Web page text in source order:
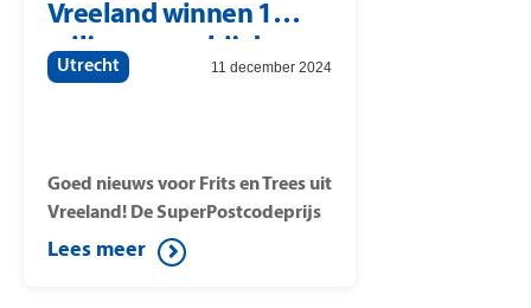
Vreeland winnen 1
miljoen euro bij de
Postcode Loterij
Utrecht 11 december 2024
Goed nieuws voor Frits en Trees uit
Vreeland! De SuperPostcodeprijs
van 1 miljoen euro is gevallen op
hun postcode 3633BB. Frits speelt
Lees meer